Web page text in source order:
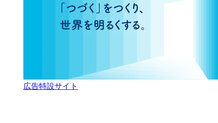
広告特設サイト